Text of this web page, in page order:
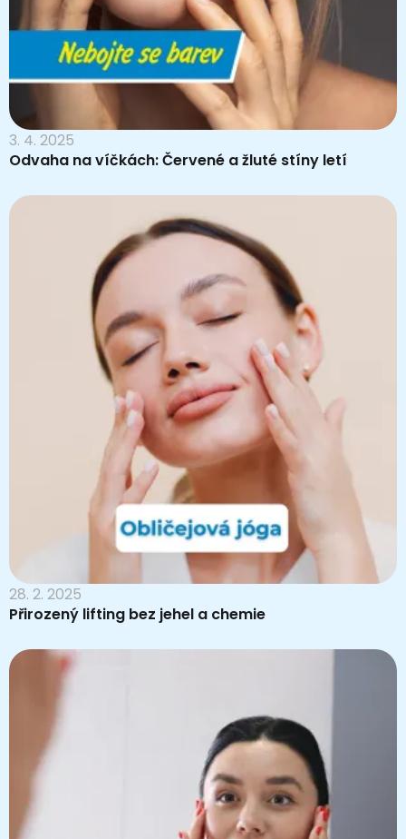
3. 4. 2025
Odvaha na víčkách: Červené a žluté stíny letí
28. 2. 2025
Přirozený lifting bez jehel a chemie